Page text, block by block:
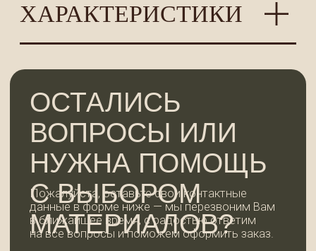
ОСТАВИТЬ ЗАЯВКУ
КОНТАКТЫ
99dosok@mail.ru
+7 (921) 185-44-99
WhatsApp